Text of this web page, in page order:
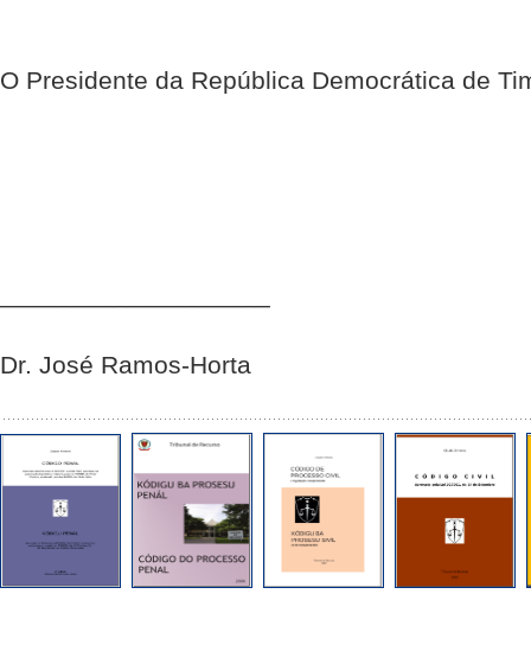
O Presidente da República Democrática de
Dr. José Ramos-Horta